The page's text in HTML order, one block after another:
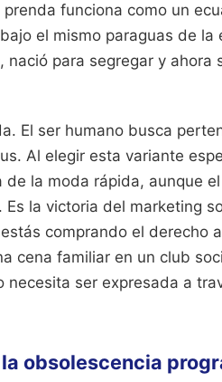
funciona como un
el mismo paraguas de la
para segregar y ahora
El ser humano busca
Al elegir esta variante
la moda rápida, aunque
la victoria del marketing
comprando el derecho
cena familiar en un club
ser expresada a
obsolescencia